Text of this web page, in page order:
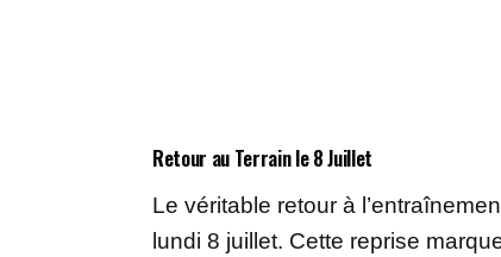
Retour au Terrain le 8 Juillet
Le véritable retour à
lundi 8 juillet. Cette reprise